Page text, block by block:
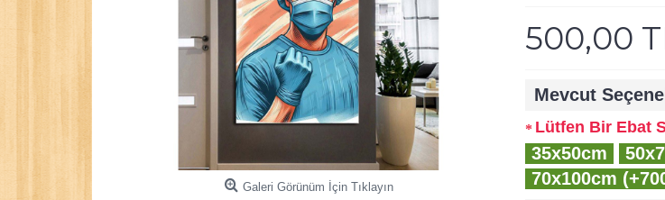
Galeri Görünüm İçin Tıklayın
500,00
Mevcut
Lütfen Bir Ebat
35x50cm
70x100cm